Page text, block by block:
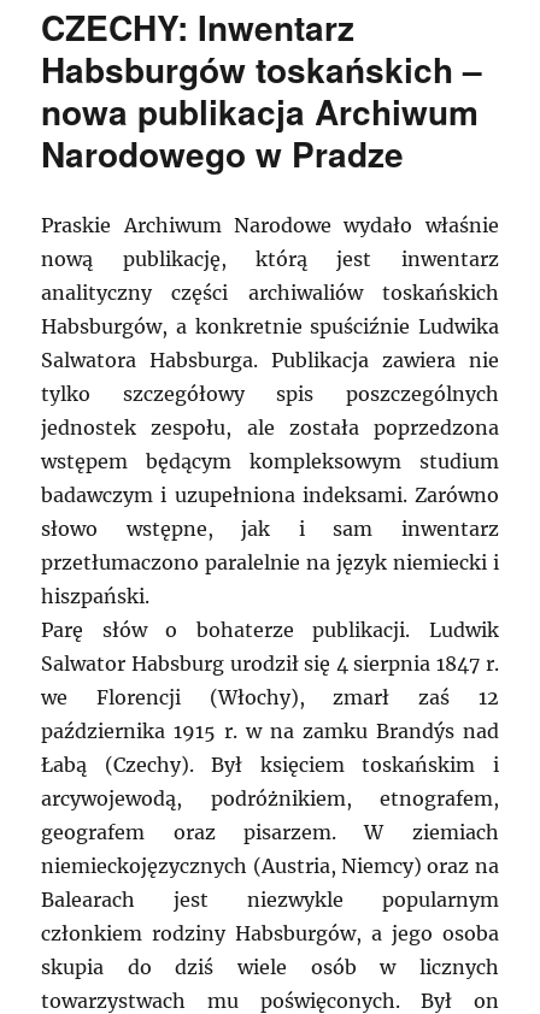
CZECHY: Inwentarz
Habsburgów toskańskich –
nowa publikacja Archiwum
Narodowego w Pradze
Praskie Archiwum Narodowe wydało właśnie
nową publikację, którą jest inwentarz
analityczny części archiwaliów toskańskich
Habsburgów, a konkretnie spuściźnie Ludwika
Salwatora Habsburga. Publikacja zawiera nie
tylko szczegółowy spis poszczególnych
jednostek zespołu, ale została poprzedzona
wstępem będącym kompleksowym studium
badawczym i uzupełniona indeksami. Zarówno
słowo wstępne, jak i sam inwentarz
przetłumaczono paralelnie na język niemiecki i
hiszpański.
Parę słów o bohaterze publikacji. Ludwik
Salwator Habsburg urodził się 4 sierpnia 1847 r.
we Florencji (Włochy), zmarł zaś 12
października 1915 r. w na zamku Brandýs nad
Łabą (Czechy). Był księciem toskańskim i
arcywojewodą, podróżnikiem, etnografem,
geografem oraz pisarzem. W ziemiach
niemieckojęzycznych (Austria, Niemcy) oraz na
Balearach jest niezwykle popularnym
członkiem rodziny Habsburgów, a jego osoba
skupia do dziś wiele osób w licznych
towarzystwach mu poświęconych. Był on